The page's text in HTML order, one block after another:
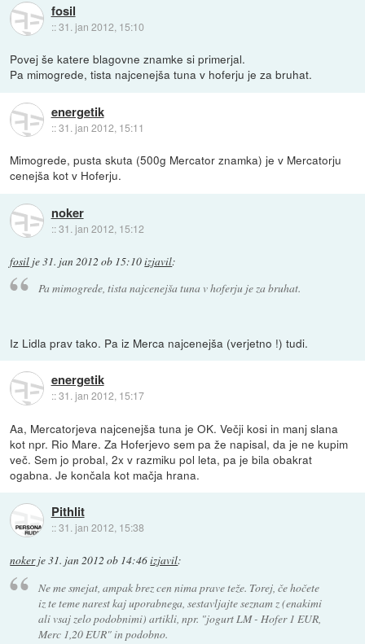
fosil
::31. jan 2012, 15:10
Povej še katere blagovne znamke si primerjal.
Pa mimogrede, tista najcenejša tuna v hoferju je za bruhat.
energetik
::31. jan 2012, 15:11
Mimogrede, pusta skuta (500g Mercator znamka) je v Mercatorju
cenejša kot v Hoferju.
noker
::31. jan 2012, 15:12
fosil je31. jan 2012 ob 15:10izjavil:
Pa mimogrede, tista najcenejša tuna v hoferju je za bruhat.
Iz Lidla prav tako. Pa iz Merca najcenejša (verjetno !) tudi.
energetik
::31. jan 2012, 15:17
Aa, Mercatorjeva najcenejša tuna je OK. Večji kosi in manj slana
kot npr. Rio Mare. Za Hoferjevo sem pa že napisal, da je ne kupim
več. Sem jo probal, 2x v razmiku pol leta, pa je bila obakrat
ogabna. Je končala kot mačja hrana.
Pithlit
::31. jan 2012, 15:38
nokerje31. jan 2012 ob 14:46izjavil:
Ne me smejat, ampak brez cen nima prave teže. Torej, če hočete
iz te teme narest kaj uporabnega, sestavljajte seznam z (enakimi
ali vsaj zelo podobnimi) artikli, npr. "jogurt LM - Hofer 1 EUR,
Merc 1,20 EUR" in podobno.